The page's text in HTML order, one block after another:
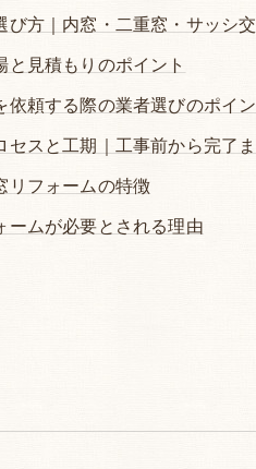
方｜内窓・二重窓・サッシ
と見積もりのポイント
頼する際の業者選びのポイ
スと工期｜工事前から完了
リフォームの特徴
ムが必要とされる理由